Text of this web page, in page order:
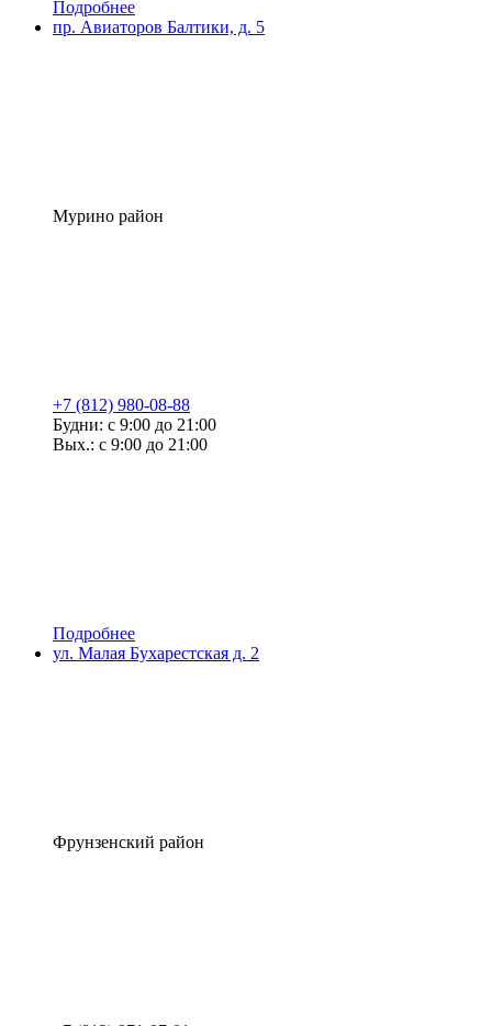
Подробнее
пр. Авиаторов Балтики, д. 5
Мурино район
+7 (812) 980-08-88
Будни: с 9:00 до 21:00
Вых.: с 9:00 до 21:00
Подробнее
ул. Малая Бухарестская д. 2
Фрунзенский район